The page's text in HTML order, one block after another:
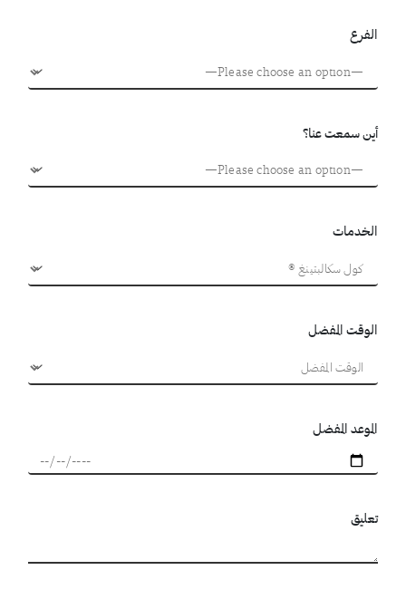
الفرع
أين سمعت عنا؟
الخدمات
الوقت المفضل
الموعد المفضل
تعليق